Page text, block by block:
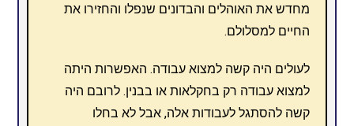
מחדש את האוהלים והבדונים שנפלו והחזירו את
החיים למסלולם.
לעולים היה קשה למצוא עבודה. האפשרות היתה
למצוא עבודה רק בחקלאות או בבנין. לרובם היה
קשה להסתגל לעבודות אלה, אבל לא בחלו